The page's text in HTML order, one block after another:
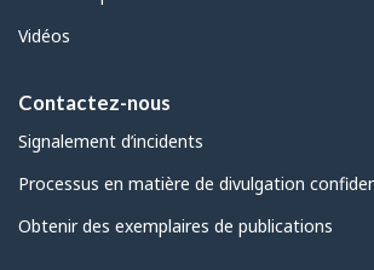
Vidéos
Contactez-nous
Signalement d’incidents
Processus en matière de divulgation
Obtenir des exemplaires de publications